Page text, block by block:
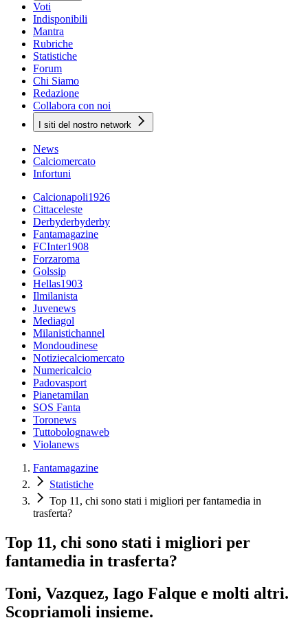
Voti
Indisponibili
Mantra
Rubriche
Statistiche
Forum
Chi Siamo
Redazione
Collabora con noi
I siti del nostro network
News
Calciomercato
Infortuni
Calcionapoli1926
Cittaceleste
Derbyderbyderby
Fantamagazine
FCInter1908
Forzaroma
Golssip
Hellas1903
Ilmilanista
Juvenews
Mediagol
Milanistichannel
Mondoudinese
Notiziecalciomercato
Numericalcio
Padovasport
Pianetamilan
SOS Fanta
Toronews
Tuttobolognaweb
Violanews
Fantamagazine
Statistiche
Top 11, chi sono stati i migliori per fantamedia in
trasferta?
Top 11, chi sono stati i migliori per
fantamedia in trasferta?
Toni, Vazquez, Iago Falque e molti altri.
Scopriamoli insieme.